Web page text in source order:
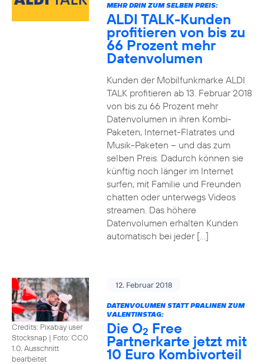
MEHR DRIN ZUM SELBEN PREIS:
ALDI TALK-Kunden
profitieren von bis zu
66 Prozent mehr
Datenvolumen
Kunden der Mobilfunkmarke ALDI
TALK profitieren ab 13. Februar 2018
von bis zu 66 Prozent mehr
Datenvolumen in ihren Kombi-
Paketen, Internet-Flatrates und
Musik-Paketen – und das zum
selben Preis. Dadurch können sie
künftig noch länger im Internet
surfen, mit Familie und Freunden
chatten oder unterwegs Videos
streamen. Das höhere
Datenvolumen erhalten Kunden
automatisch bei jeder […]
Credits: Pixabay user
Stocksnap | Foto: CC0
1.0, Ausschnitt
bearbeitet
12. Februar 2018
DATENVOLUMEN STATT PRALINEN ZUM
VALENTINSTAG:
Die O2 Free
Partnerkarte jetzt mit
10 Euro Kombivorteil